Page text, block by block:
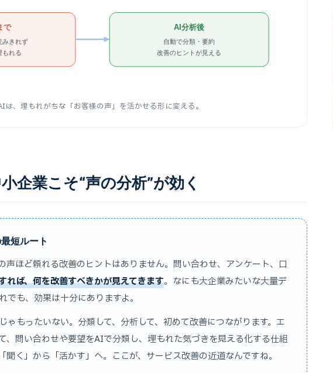
で
みきれず
もれる
AI分析後
自動で分類・要約
改善のヒントが見える
は、埋もれがちな「お客様の声」を活かせる形に変える。
企業こそ“声の分析”が効く
短ルート
声ほど頼れる改善のヒントはありません。問い合わせ、アンケート、口
れば、何を改善すべきかが見えてきます。なにも大企業みたいな大量デ
でも、効果は十分にありますよ。
ゃもったいない。分類して、分析して、初めて改善につながります。エ
、問い合わせや要望をAIで分類し、埋もれた気づきを見える化する仕組
聞く」から「活かす」へ。ここが、サービス改善の近道なんですね。